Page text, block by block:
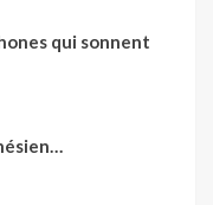
qui sonnent